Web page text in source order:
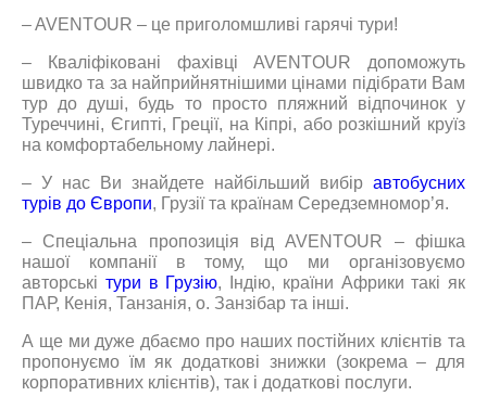
– AVENTOUR – це приголомшливі гарячі тури!
– Кваліфіковані фахівці AVENTOUR допоможуть
швидко та за найприйнятнішими цінами підібрати Вам
тур до душі, будь то просто пляжний відпочинок у
Туреччині, Єгипті, Греції, на Кіпрі, або розкішний круїз
на комфортабельному лайнері.
– У нас Ви знайдете найбільший вибір автобусних
турів до Європи, Грузії та країнам Середземномор’я.
– Спеціальна пропозиція від AVENTOUR – фішка
нашої компанії в тому, що ми організовуємо
авторські тури в Грузію, Індію, країни Африки такі як
ПАР, Кенія, Танзанія, о. Занзібар та інші.
А ще ми дуже дбаємо про наших постійних клієнтів та
пропонуємо їм як додаткові знижки (зокрема – для
корпоративних клієнтів), так і додаткові послуги.